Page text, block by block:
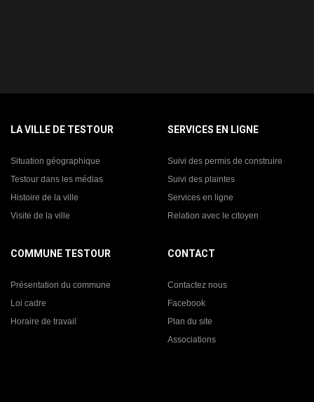
LA VILLE DE TESTOUR
Situation géographique
Testour dans les médias
Histoire de la ville
Visite de la ville
SERVICES EN LIGNE
Suivi des permis de construire
Suivi des plaintes
Services en ligne
Relation avec le citoyen
COMMUNE TESTOUR
Présentation du commune
Loi cadre
Horaire de travail
CONTACT
Contactez nous
Facebook
Plan du site
Associations